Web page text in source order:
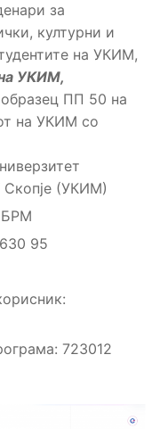
за
културни и
на УКИМ,
УКИМ,
образец ПП 50 на
на УКИМ со
Скопје (УКИМ)
95
723012